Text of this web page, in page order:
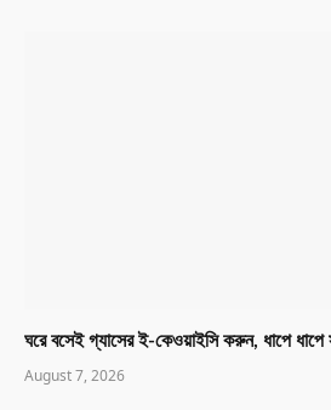
ঘরে বসেই গ্যাসের ই-কেওয়াইসি করুন, ধাপে
August 7, 2026